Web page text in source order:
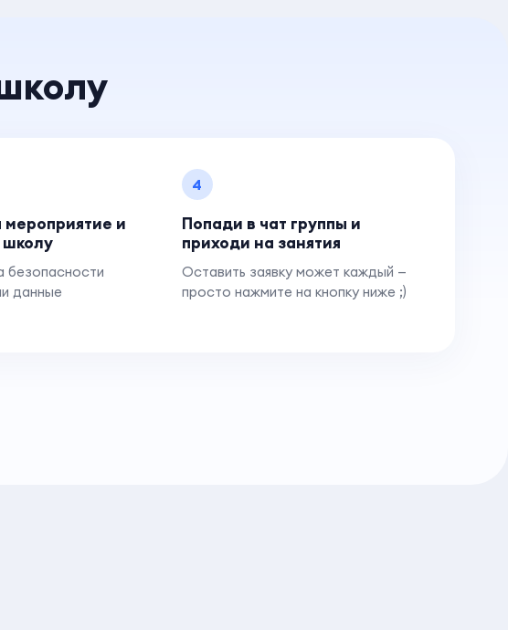
и
школу
безопасности
данные
4
Попади в чат группы и
приходи на занятия
Оставить заявку может каждый —
просто нажмите на кнопку ниже ;)